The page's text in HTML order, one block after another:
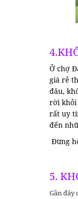
Ở chợ
giá rẻ
đâu,
rời khỏi
rất uy
đến
Đừng
5.
Gần đây